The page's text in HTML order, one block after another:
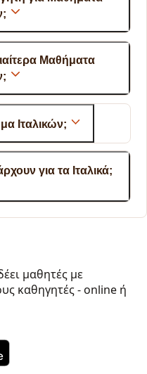
Μαθήματα
Ιταλικών;
για τα Ιταλικά;
μαθητές με
καθηγητές - online ή